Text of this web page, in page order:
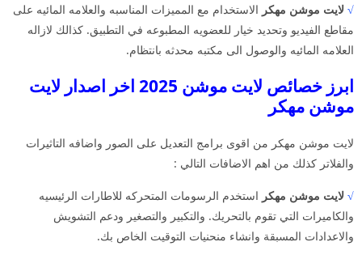
√ لايت موشن مهكر الاستخدام مع المميزات المناسبه والعلامه المائيه على
مقاطع الفيديو وتحديد خيار للعضويه المطبوعه في التطبيق. كذالك لازاله
العلامه المائيه والوصول الى مكتبه محدثه بانتظام.
ابرز خصائص لايت موشن 2025 اخر اصدار لايت
موشن مهكر
لايت موشن مهكر من اقوى برامج التعديل على الصور واضافه التاثيرات
والفلاتر كذلك من اهم الاضافات التالي :
√ لايت موشن مهكر استخدم الرسومات المتحركه للاطارات الرئيسيه
والكاميرات التي تقوم بالتحريك. والتكبير والتصغير ودعم التشويش
والاعدادات المسبقة وانشاء منحنيات التوقيت الخاص بك.